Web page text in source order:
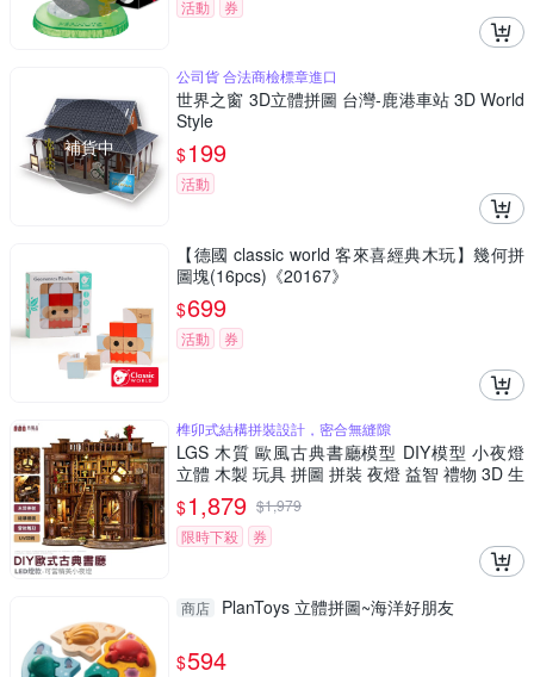
活動 券
補貨中
公司貨 合法商檢標章進口
世界之窗 3D立體拼圖 台灣-鹿港車站 3D World
Style
$199
活動
【德國 classic world 客來喜經典木玩】幾何拼
圖塊(16pcs)《20167》
$699
活動 券
榫卯式結構拼裝設計，密合無縫隙
LGS 木質 歐風古典書廳模型 DIY模型 小夜燈
立體 木製 玩具 拼圖 拼裝 夜燈 益智 禮物 3D 生
日禮物
$1,879 $1,979
限時下殺
券
商店 PlanToys 立體拼圖~海洋好朋友
$594